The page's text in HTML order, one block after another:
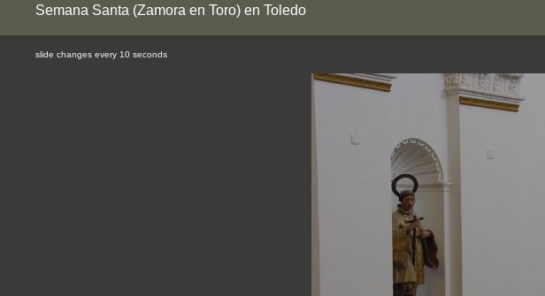
Semana Santa (Zamora en Toro) en Toledo
slide changes every 10 seconds